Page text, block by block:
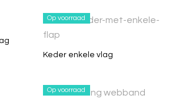
Op voorraad
Keder enkele vlag
Op voorraad